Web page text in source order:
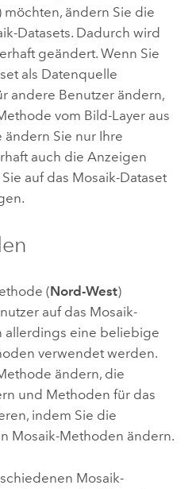
ändern Sie die
Datasets. Dadurch wird
geändert. Wenn Sie
als Datenquelle
andere Benutzer ändern,
vom Bild-Layer aus
ändern Sie nur Ihre
auch die Anzeigen
auf das Mosaik-Dataset
(Nord-West)
auf das Mosaik-
allerdings eine beliebige
verwendet werden.
ändern, die
und Methoden für das
indem Sie die
Mosaik-Methoden ändern.
Mosaik-